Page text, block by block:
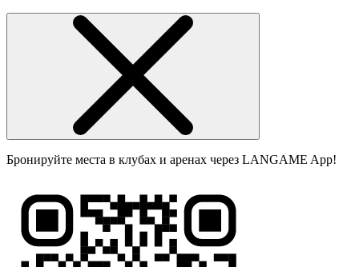
Бронируйте места в клубах и аренах через LANGAME App!